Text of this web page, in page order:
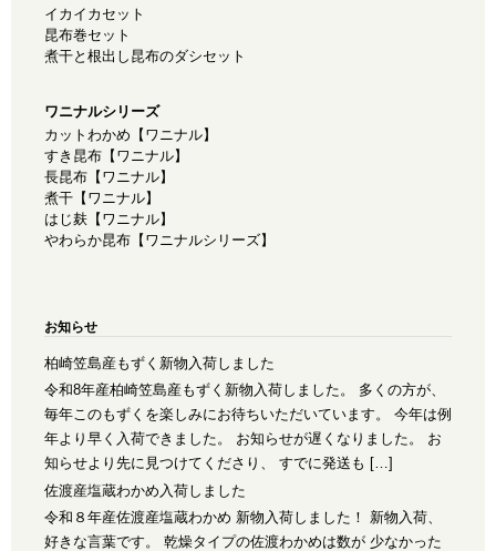
イカイカセット
昆布巻セット
煮干と根出し昆布のダシセット
ワニナルシリーズ
カットわかめ【ワニナル】
すき昆布【ワニナル】
長昆布【ワニナル】
煮干【ワニナル】
はじ麸【ワニナル】
やわらか昆布【ワニナルシリーズ】
お知らせ
柏崎笠島産もずく新物入荷しました
令和8年産柏崎笠島産もずく新物入荷しました。 多くの方が、
毎年このもずくを楽しみにお待ちいただいています。 今年は例
年より早く入荷できました。 お知らせが遅くなりました。 お
知らせより先に見つけてくださり、 すでに発送も […]
佐渡産塩蔵わかめ入荷しました
令和８年産佐渡産塩蔵わかめ 新物入荷しました！ 新物入荷、
好きな言葉です。 乾燥タイプの佐渡わかめは数が 少なかった